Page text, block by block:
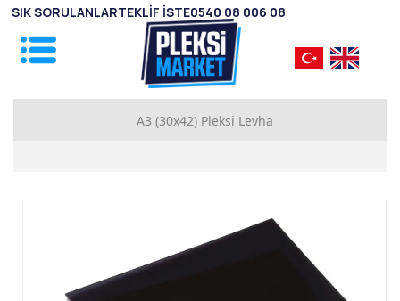
A3 (30x42) Pleksi Levha
3.8mm Pleksi Levhalar
SIK SORULANLARTEKLİF İSTE0540 08 006 08